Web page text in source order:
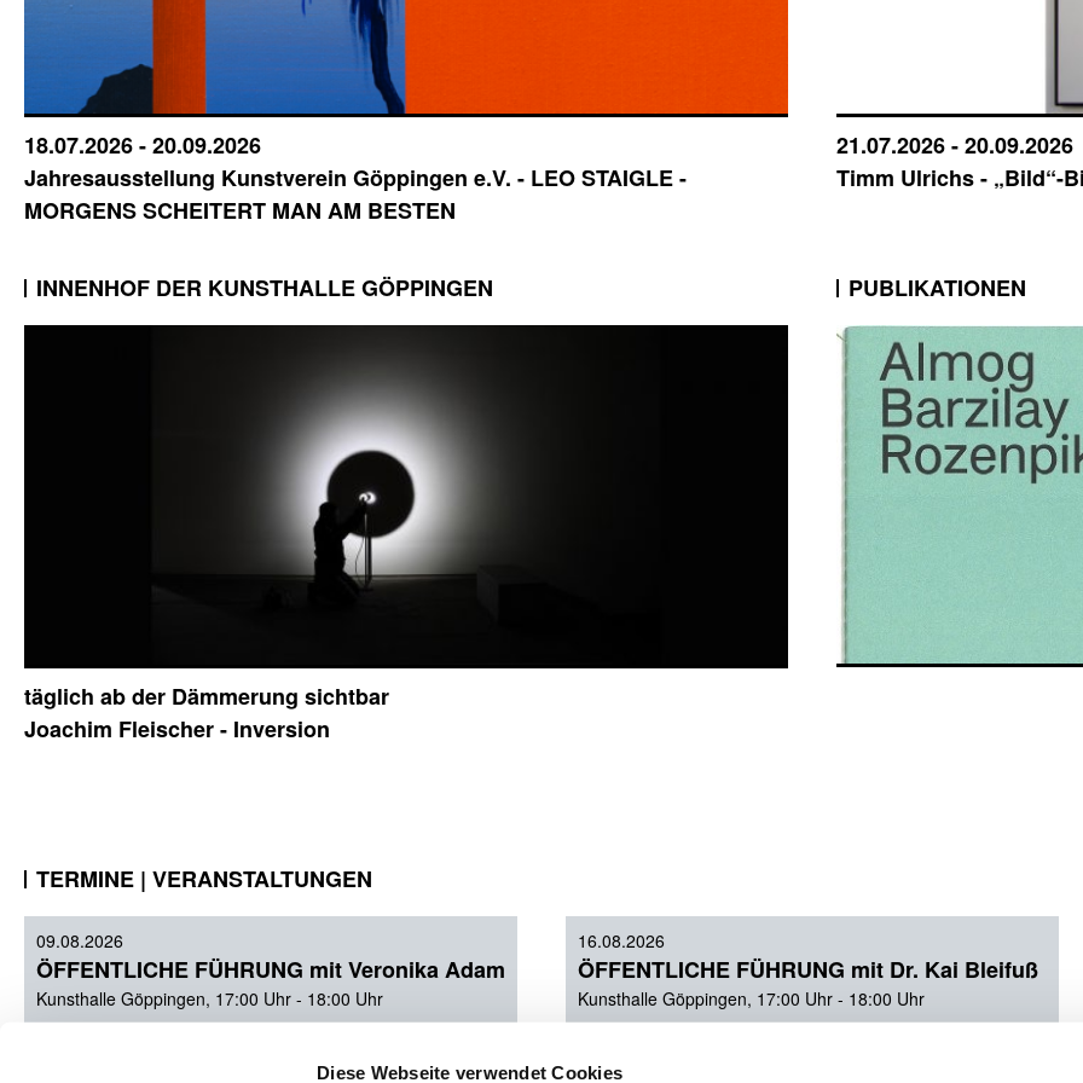
Diese Webseite verwendet Cookies
18.07.2026 - 20.09.2026
Jahresausstellung Kunstverein Göppingen e.V. - LEO STAIGLE -
MORGENS SCHEITERT MAN AM BESTEN
21.07.2026 - 20.09.2026
Timm Ulrichs - „Bild“-
INNENHOF DER KUNSTHALLE GÖPPINGEN
täglich ab der Dämmerung sichtbar
Joachim Fleischer - Inversion
PUBLIKATIONEN
TERMINE | VERANSTALTUNGEN
09.08.2026
ÖFFENTLICHE FÜHRUNG mit Veronika Adam
Kunsthalle Göppingen, 17:00 Uhr - 18:00 Uhr
16.08.2026
ÖFFENTLICHE FÜHRUNG mit Dr. Kai Bleifuß
Kunsthalle Göppingen, 17:00 Uhr - 18:00 Uhr
06.09.2026